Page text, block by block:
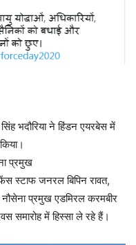
भदौरिया ने हिंडन एयरबेस में
प्रमुख
स्टाफ जनरल बिपिन रावत,
प्रमुख एडमिरल करमबीर
समारोह में हिस्सा ले रहे हैं।